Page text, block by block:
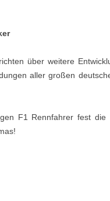
über weitere
aller großen
F1 Rennfahrer fest